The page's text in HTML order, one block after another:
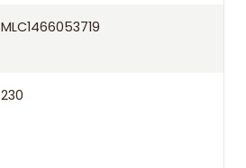
MLC1466053719
230